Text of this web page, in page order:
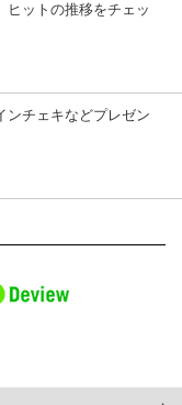
ヒットの推移をチェッ
ンチェキなどプレゼン